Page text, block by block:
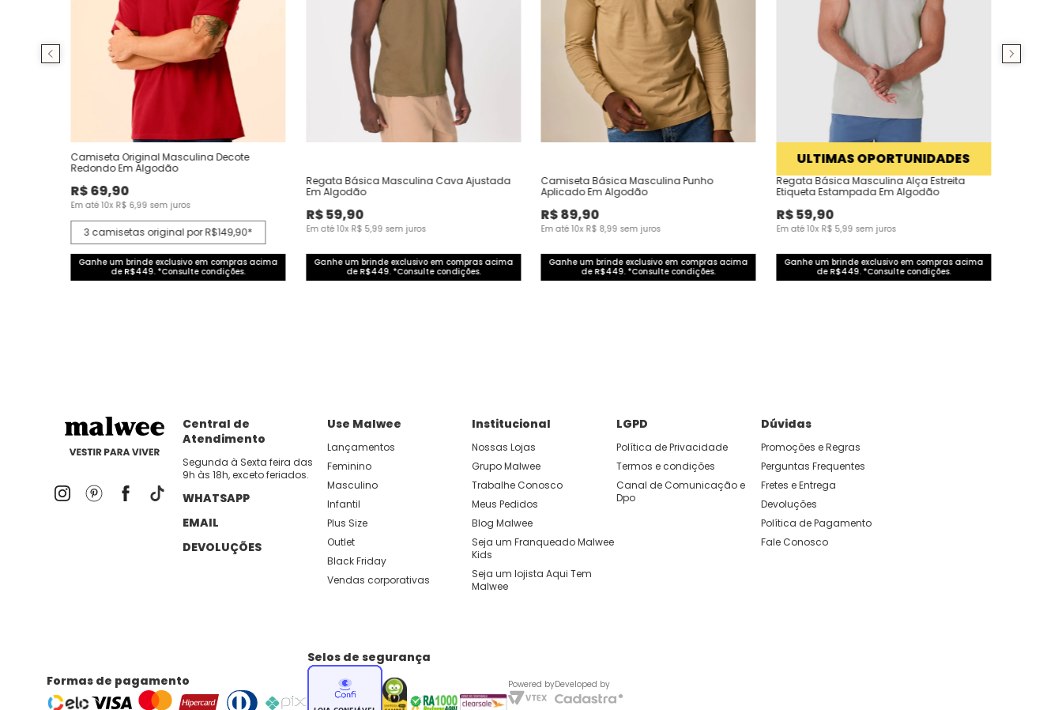
Camiseta Original Masculina Decote
Redondo Em Algodão
R$69,90
Em até10x R$ 6,99 sem juros
3 camisetas original por R$149,90*
Ganhe um brinde exclusivo em compras acima
de R$449. *Consulte condições.
Regata Básica Masculina Cava Ajustada
Em Algodão
R$59,90
Em até10x R$ 5,99 sem juros
Ganhe um brinde exclusivo em compras acima
de R$449. *Consulte condições.
Camiseta Básica Masculina Punho
Aplicado Em Algodão
R$89,90
Em até10x R$ 8,99 sem juros
Ganhe um brinde exclusivo em compras acima
de R$449. *Consulte condições.
ULTIMAS OPORTUNIDADES
Regata Básica Masculina Alça Estreita
Etiqueta Estampada Em Algodão
R$59,90
Em até10x R$ 5,99 sem juros
Ganhe um brinde exclusivo em compras acima
de R$449. *Consulte condições.
Central de
Atendimento
Segunda à Sexta feira das
9h às 18h, exceto feriados.
WHATSAPP
EMAIL
DEVOLUÇÕES
Use Malwee
Lançamentos
Feminino
Masculino
Infantil
Plus Size
Outlet
Black Friday
Vendas corporativas
Institucional
Nossas Lojas
Grupo Malwee
Trabalhe Conosco
Meus Pedidos
Blog Malwee
Seja um Franqueado Malwee
Kids
Seja um lojista Aqui Tem
Malwee
LGPD
Política de Privacidade
Termos e condições
Canal de Comunicação e
Dpo
Dúvidas
Promoções e Regras
Perguntas Frequentes
Fretes e Entrega
Devoluções
Política de Pagamento
Fale Conosco
Formas de pagamento
Selos de segurança
Powered byDeveloped by